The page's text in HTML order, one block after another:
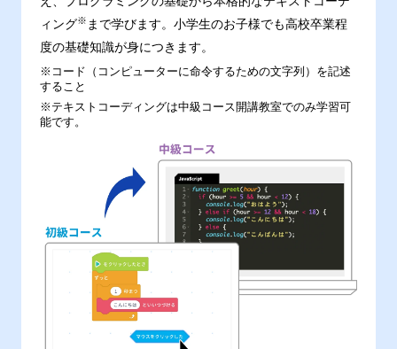
ィング※ まで学びます。小学生のお子様でも高校卒業程
度の基礎知識が身につきます。
※コード（コンピューターに命令するための文字列）を記述
すること
※テキストコーディングは中級コース開講教室でのみ学習可
能です。